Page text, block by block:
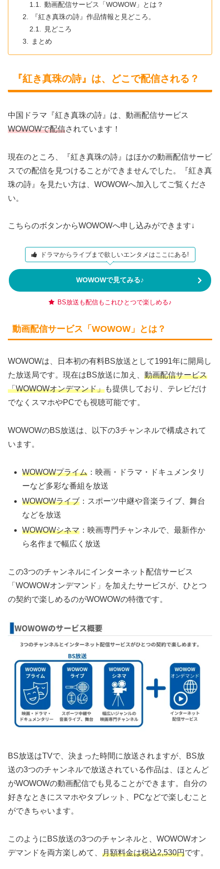
動画配信サービス「WOWOW」とは？
『紅き真珠の詩』作品情報と見どころ。
見どころ
まとめ
『紅き真珠の詩』は、どこで配信される？
中国ドラマ『紅き真珠の詩』は、動画配信サービス
WOWOWで配信されています！
現在のところ、『紅き真珠の詩』はほかの動画配信サービ
スでの配信を見つけることができませんでした。『紅き真
珠の詩』を見たい方は、WOWOWへ加入してご覧くださ
い。
こちらのボタンからWOWOWへ申し込みができます↓
ドラマからライブまで欲しいエンタメはここにある!
WOWOWで見てみる♪
BS放送も配信もこれひとつで楽しめる♪
動画配信サービス「WOWOW」とは？
WOWOWは、日本初の有料BS放送として1991年に開局し
た放送局です。現在はBS放送に加え、 動画配信サービス
「WOWOWオンデマンド」も提供しており、テレビだけ
でなくスマホやPCでも視聴可能です。
WOWOWのBS放送は、以下の3チャンネルで構成されて
います。
WOWOWプライム ：映画・ドラマ・ドキュメンタリ
ーなど多彩な番組を放送
WOWOWライブ ：スポーツ中継や音楽ライブ、舞台
などを放送
WOWOWシネマ ：映画専門チャンネルで、最新作か
ら名作まで幅広く放送
この3つのチャンネルにインターネット配信サービス
「WOWOWオンデマンド」を加えたサービスが、ひとつ
の契約で楽しめるのがWOWOWの特徴です。
BS放送はTVで、決まった時間に放送されますが、BS放
送の3つのチャンネルで放送されている作品は、ほとんど
がWOWOWの動画配信でも見ることができます。自分の
好きなときにスマホやタブレット、PCなどで楽しむこと
ができちゃいます。
このようにBS放送の3つのチャンネルと、WOWOWオン
デマンドを両方楽しめて、 月額料金は税込2,530円です。